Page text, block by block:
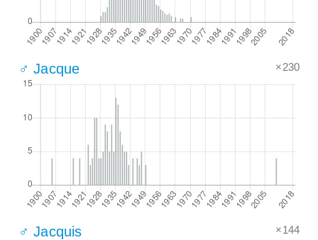
♂ Jacque ×230
♂ Jacquis ×144